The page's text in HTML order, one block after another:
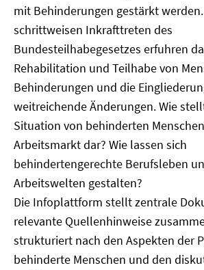
mit Behinderungen gestärkt
schrittweisen Inkrafttreten des
Bundesteilhabegesetzes erfuhren
Rehabilitation und Teilhabe von
Behinderungen und die
weitreichende Änderungen. Wie
Situation von behinderten
Arbeitsmarkt dar? Wie lassen sich
behindertengerechte Berufsleben
Arbeitswelten gestalten?
Die Infoplattform stellt zentrale
relevante Quellenhinweise
strukturiert nach den Aspekten der
behinderte Menschen und den